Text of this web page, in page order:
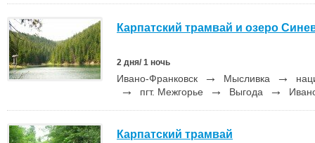
Карпатский трамвай и озеро
2 дня/ 1 ночь
Ивано-Франковск → Мысливка →
→ пгт. Межгорье → Выгода →
Карпатский трамвай